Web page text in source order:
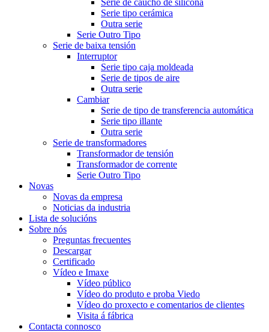
Serie de caucho de silicona
Serie tipo cerámica
Outra serie
Serie Outro Tipo
Serie de baixa tensión
Interruptor
Serie tipo caja moldeada
Serie de tipos de aire
Outra serie
Cambiar
Serie de tipo de transferencia automática
Serie tipo illante
Outra serie
Serie de transformadores
Transformador de tensión
Transformador de corrente
Serie Outro Tipo
Novas
Novas da empresa
Noticias da industria
Lista de solucións
Sobre nós
Preguntas frecuentes
Descargar
Certificado
Vídeo e Imaxe
Vídeo público
Vídeo do produto e proba Viedo
Vídeo do proxecto e comentarios de clientes
Visita á fábrica
Contacta connosco